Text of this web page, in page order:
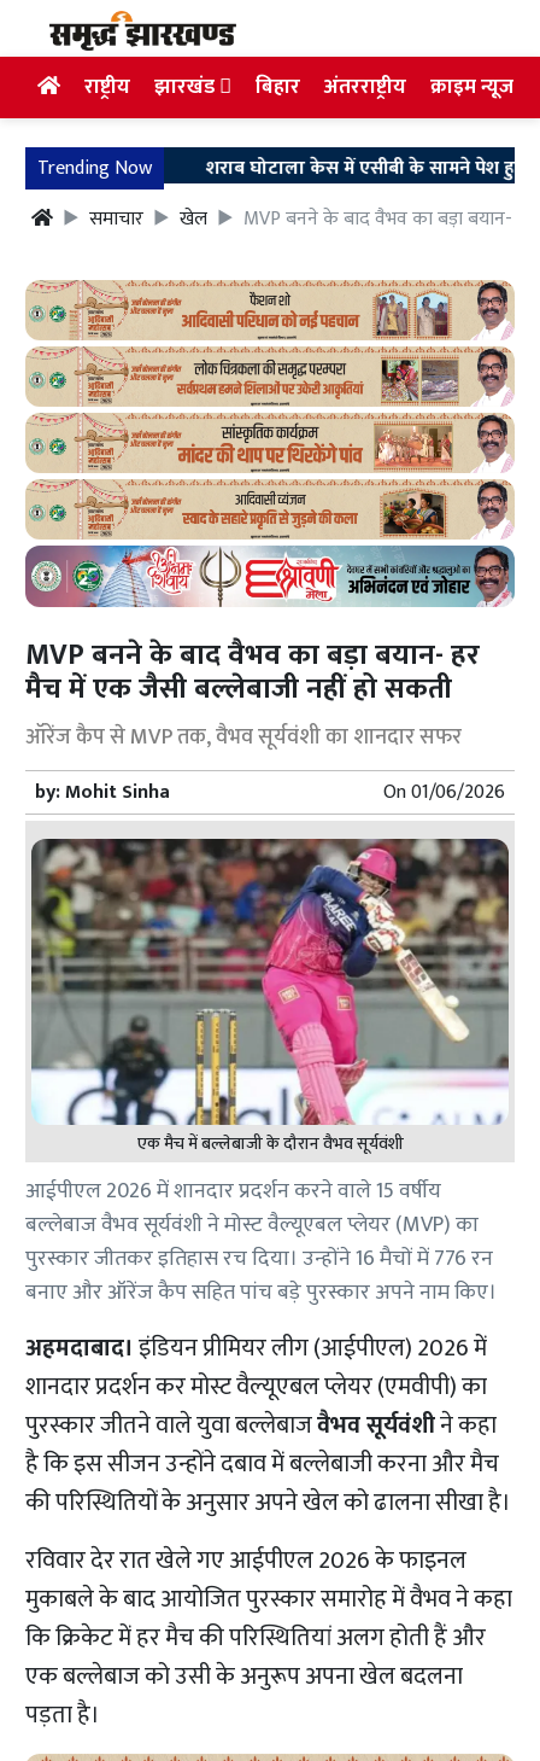
राष्ट्रीय झारखंड बिहार अंतरराष्ट्रीय क्राइम न्यूज
Trending Nowशराब घोटाला केस में एसीबी के सामने पेश हुए अरुण
समाचार
खेल MVP बनने के बाद वैभव का बड़ा बयान-
MVP बनने के बाद वैभव का बड़ा बयान- हर
मैच में एक जैसी बल्लेबाजी नहीं हो सकती
ऑरेंज कैप से MVP तक, वैभव सूर्यवंशी का शानदार सफर
by:Mohit Sinha On01/06/2026
एक मैच में बल्लेबाजी के दौरान वैभव सूर्यवंशी
आईपीएल 2026 में शानदार प्रदर्शन करने वाले 15 वर्षीय
बल्लेबाज वैभव सूर्यवंशी ने मोस्ट वैल्यूएबल प्लेयर (MVP) का
पुरस्कार जीतकर इतिहास रच दिया। उन्होंने 16 मैचों में 776 रन
बनाए और ऑरेंज कैप सहित पांच बड़े पुरस्कार अपने नाम किए।
अहमदाबाद। इंडियन प्रीमियर लीग (आईपीएल) 2026 में
शानदार प्रदर्शन कर मोस्ट वैल्यूएबल प्लेयर (एमवीपी) का
पुरस्कार जीतने वाले युवा बल्लेबाजवैभव सूर्यवंशीने कहा
है कि इस सीजन उन्होंने दबाव में बल्लेबाजी करना और मैच
की परिस्थितियों के अनुसार अपने खेल को ढालना सीखा है।
रविवार देर रात खेले गए आईपीएल 2026 के फाइनल
मुकाबले के बाद आयोजित पुरस्कार समारोह में वैभव ने कहा
कि क्रिकेट में हर मैच की परिस्थितियां अलग होती हैं और
एक बल्लेबाज को उसी के अनुरूप अपना खेल बदलना
पड़ता है।